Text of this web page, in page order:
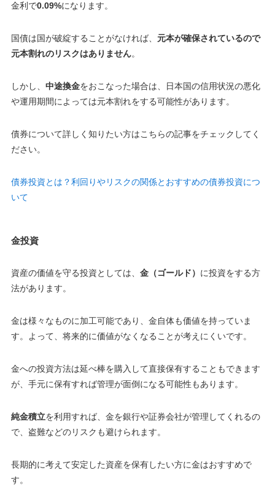
金利で0.09%になります。
国債は国が破綻することがなければ、 元本が確保されているので
元本割れのリスクはありません。
しかし、 中途換金をおこなった場合は、
日本国の信用状況の悪化
や運用期間によっては元本割れをする可能性があります。
債券について詳しく知りたい方はこちらの記事をチェックしてく
ださい。
債券投資とは？利回りやリスクの関係とおすすめの債券投資につ
いて
金投資
資産の価値を守る投資としては、 金（ゴールド） に投資をする方
法があります。
金は様々なものに加工可能であり、金自体も価値を持っていま
す。よって、将来的に価値がなくなることが考えにくいです。
金への投資方法は延べ棒を購入して直接保有することもできます
が、 手元に保有すれば管理が面倒になる可能性もあります。
純金積立を利用すれば、金を銀行や証券会社が管理してくれるの
で、 盗難などのリスクも避けられます。
長期的に考えて安定した資産を保有したい方に金はおすすめで
す。